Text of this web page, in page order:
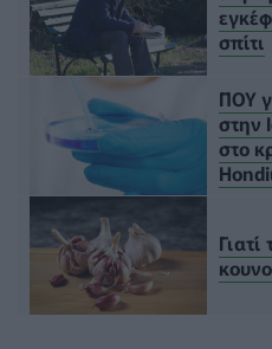
σπίτι
ΠΟΥ
στην
στο